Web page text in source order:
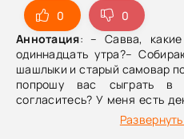
0
0
Аннотация: – Савва,
одиннадцать утра?–
шашлыки и старый самовар
попрошу вас сыграть
согласитесь? У меня есть
он окинул девушку
если вместо денег я